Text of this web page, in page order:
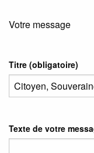
Votre message
Titre (obligatoire)
Texte de votre